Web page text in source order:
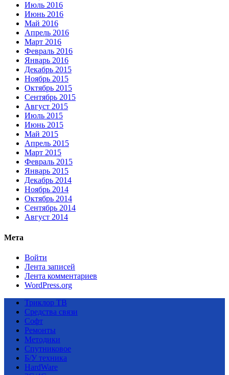
Июль 2016
Июнь 2016
Май 2016
Апрель 2016
Март 2016
Февраль 2016
Январь 2016
Декабрь 2015
Ноябрь 2015
Октябрь 2015
Сентябрь 2015
Август 2015
Июль 2015
Июнь 2015
Май 2015
Апрель 2015
Март 2015
Февраль 2015
Январь 2015
Декабрь 2014
Ноябрь 2014
Октябрь 2014
Сентябрь 2014
Август 2014
Мета
Войти
Лента записей
Лента комментариев
WordPress.org
Триклор ТВ
Средства связи
Софт
Ремонты
Методики
Спутниковое
Б/У техника
HardWare